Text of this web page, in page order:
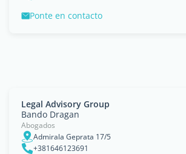
Ponte en contacto
Legal Advisory Group
Bando Dragan
Abogados
Admirala Geprata 17/5
+381646123691